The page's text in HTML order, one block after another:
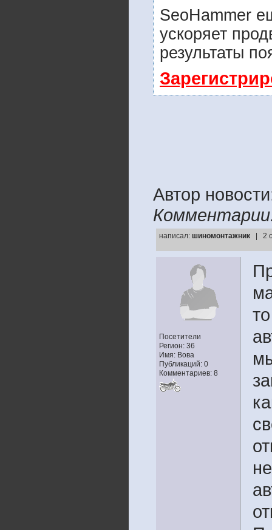
SeoHammer
ускоряет
результаты
Автор
написал: шиномонтажник | 2
Посетители
Регион: 36
Имя: Вова
Публикаций: 0
Комментариев: 8